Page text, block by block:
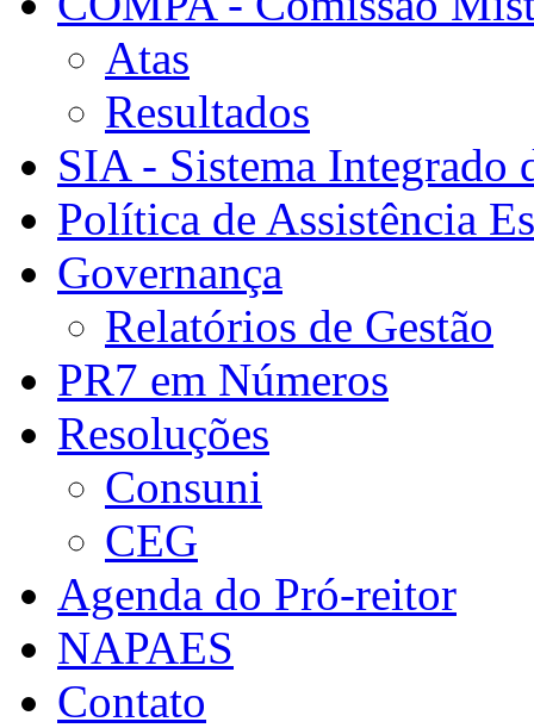
Atas
Resultados
SIA - Sistema Integrado
Política de Assistência
Governança
Relatórios de Gestão
PR7 em Números
Resoluções
Consuni
CEG
Agenda do Pró-reitor
NAPAES
Contato